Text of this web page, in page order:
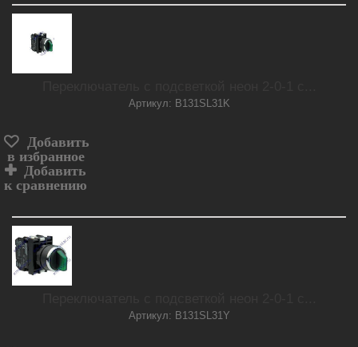
Артикул: B131SL31K
Добавить
в избранное
Добавить
к сравнению
Артикул: B131SL31Y